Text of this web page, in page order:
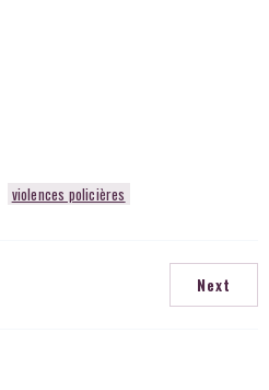
violences policières
Next